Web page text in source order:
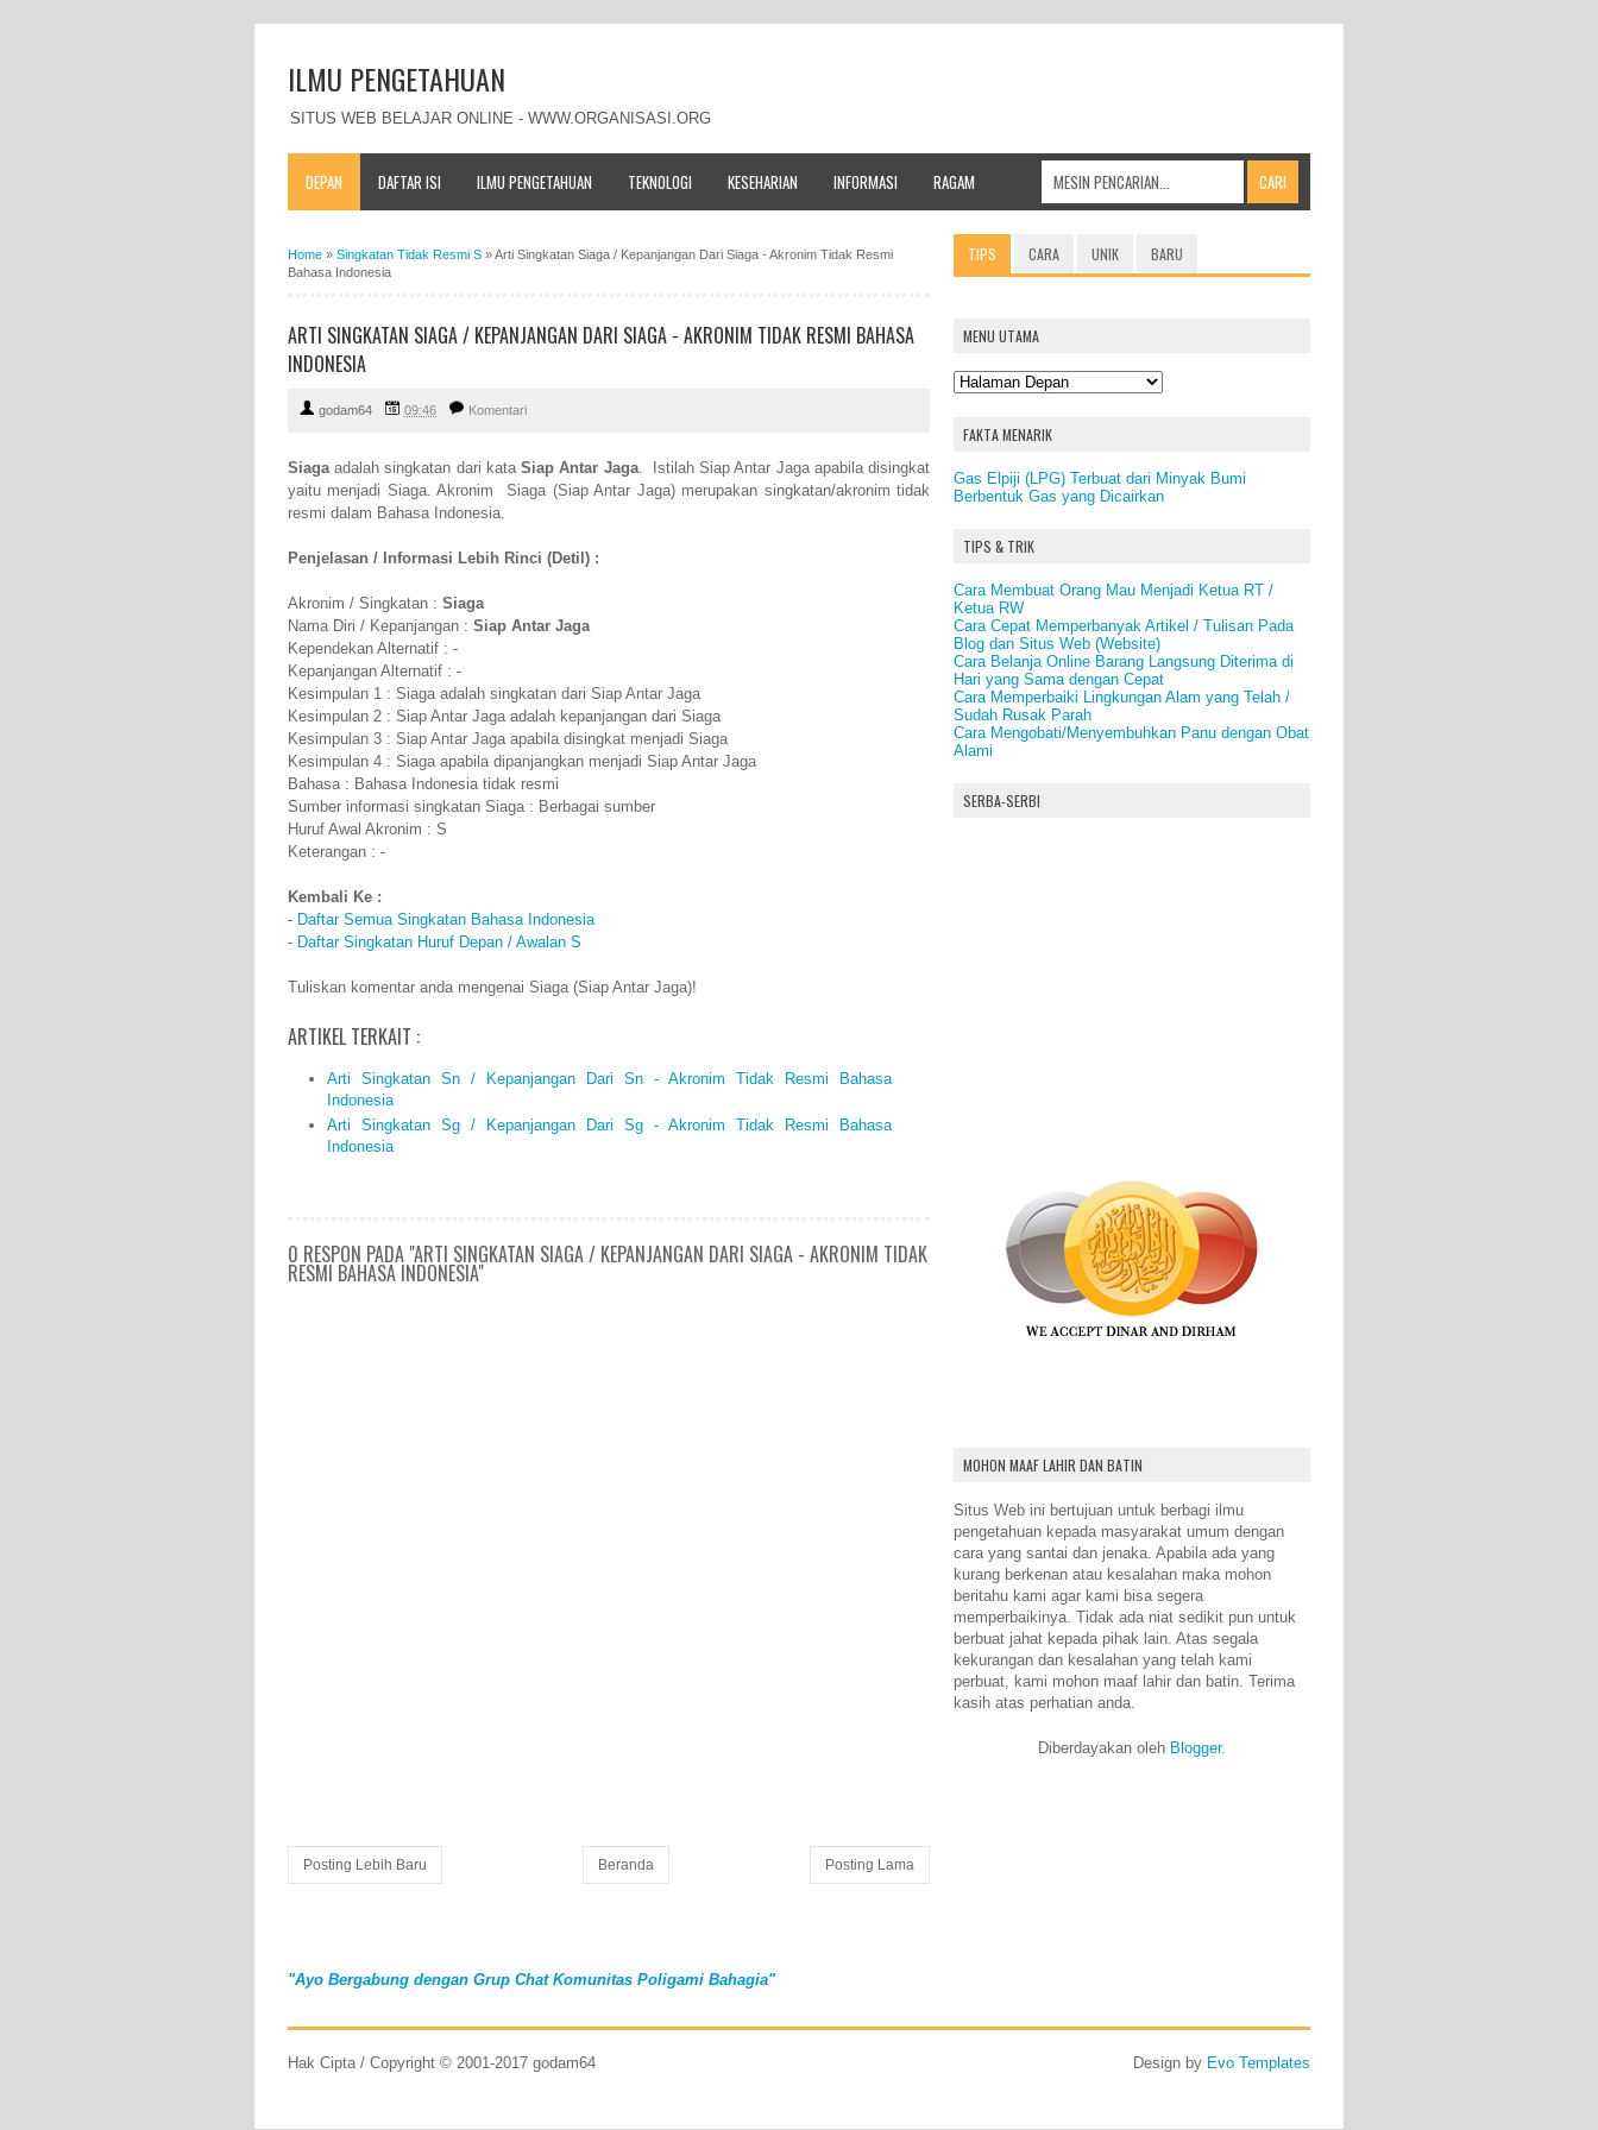
ILMU PENGETAHUAN
SITUS WEB BELAJAR ONLINE - WWW.ORGANISASI.ORG
DEPAN DAFTAR ISI ILMU PENGETAHUAN TEKNOLOGI KESEHARIAN INFORMASI RAGAM
Home » Singkatan Tidak Resmi S »Arti Singkatan Siaga / Kepanjangan Dari Siaga - Akronim Tidak Resmi
Bahasa Indonesia
ARTI SINGKATAN SIAGA / KEPANJANGAN DARI SIAGA - AKRONIM TIDAK RESMI BAHASA
INDONESIA
godam64 09:46 Komentari
Siagaadalah singkatan dari kataSiap Antar Jaga. Istilah Siap Antar Jaga apabila disingkat
yaitu menjadi Siaga. Akronim Siaga (Siap Antar Jaga) merupakan singkatan/akronim tidak
resmi dalam Bahasa Indonesia.
Penjelasan / Informasi Lebih Rinci (Detil) :
Akronim / Singkatan : Siaga
Nama Diri / Kepanjangan : Siap Antar Jaga
Kependekan Alternatif : -
Kepanjangan Alternatif : -
Kesimpulan 1 : Siaga adalah singkatan dari Siap Antar Jaga
Kesimpulan 2 : Siap Antar Jaga adalah kepanjangan dari Siaga
Kesimpulan 3 : Siap Antar Jaga apabila disingkat menjadi Siaga
Kesimpulan 4 : Siaga apabila dipanjangkan menjadi Siap Antar Jaga
Bahasa : Bahasa Indonesia tidak resmi
Sumber informasi singkatan Siaga : Berbagai sumber
Huruf Awal Akronim : S
Keterangan : -
Kembali Ke :
- Daftar Semua Singkatan Bahasa Indonesia
- Daftar Singkatan Huruf Depan / Awalan S
Tuliskan komentar anda mengenai Siaga (Siap Antar Jaga)!
ARTIKEL TERKAIT :
Arti Singkatan Sn / Kepanjangan Dari Sn - Akronim Tidak Resmi Bahasa
Indonesia
Arti Singkatan Sg / Kepanjangan Dari Sg - Akronim Tidak Resmi Bahasa
Indonesia
0 RESPON PADA "ARTI SINGKATAN SIAGA / KEPANJANGAN DARI SIAGA - AKRONIM TIDAK
RESMI BAHASA INDONESIA"
Posting Lebih Baru Posting Lama
Beranda
"Ayo Bergabung dengan Grup Chat Komunitas Poligami Bahagia"
TIPS CARA UNIK BARU
MENU UTAMA
FAKTA MENARIK
Gas Elpiji (LPG) Terbuat dari Minyak Bumi
Berbentuk Gas yang Dicairkan
TIPS & TRIK
Cara Membuat Orang Mau Menjadi Ketua RT /
Ketua RW
Cara Cepat Memperbanyak Artikel / Tulisan Pada
Blog dan Situs Web (Website)
Cara Belanja Online Barang Langsung Diterima di
Hari yang Sama dengan Cepat
Cara Memperbaiki Lingkungan Alam yang Telah /
Sudah Rusak Parah
Cara Mengobati/Menyembuhkan Panu dengan Obat
Alami
SERBA-SERBI
MOHON MAAF LAHIR DAN BATIN
Situs Web ini bertujuan untuk berbagi ilmu
pengetahuan kepada masyarakat umum dengan
cara yang santai dan jenaka. Apabila ada yang
kurang berkenan atau kesalahan maka mohon
beritahu kami agar kami bisa segera
memperbaikinya. Tidak ada niat sedikit pun untuk
berbuat jahat kepada pihak lain. Atas segala
kekurangan dan kesalahan yang telah kami
perbuat, kami mohon maaf lahir dan batin. Terima
kasih atas perhatian anda.
Diberdayakan oleh Blogger.
Hak Cipta / Copyright © 2001-2017 godam64 Design by Evo Templates